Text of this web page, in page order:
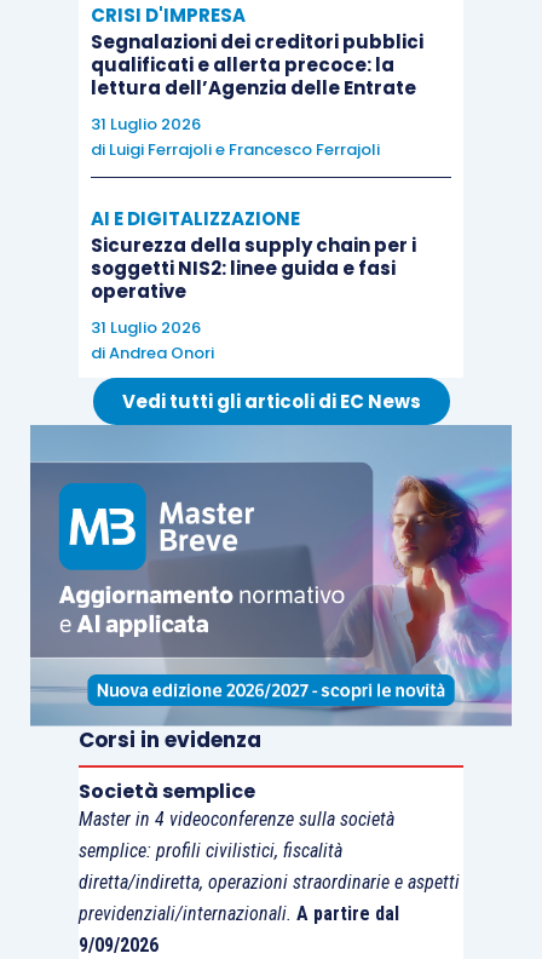
Bancario Cooperativo
, previa sottoscrizione del
contratto di coesione di cui al predetto
bis,successivamente al 31 dicembre 2018
ed entro il 30 aprile 2019
L’adesione al regime del Gruppo Iva è
per un trienniodecorrente dall’anno in cui la
stessa ha effetto, sia pur subordinatamente alla
permanenza
vincoli(finanziario, economico, organizzativo) tra
i soggetti passivi d’imposta, che costituiscono
condizione sostanziale per divenire un unico
Trascorso il primo triennio, l’opzione sirinnova
automaticamenteper ciascun anno successivo,
fino a quando non è esercitata larevoca.
In sede di conversione del D.L. 119/2018, è stato
previsto unulteriore vincoloche interessa il
Gruppo Iva nel senso che collega l’adesione al
Gruppo Iva allacooperative compliancedi cui al
titolo III del D.Lgs. 128/2015. In particolare, si
prevede chese uno dei partecipanti opta per il
regime di adempimento collaborativo,lo stesso
si estenderà a tutti i partecipanti al Gruppo Iva
CRISI D'IMPRESA
Segnalazioni dei creditori pubblici
qualificati e allerta precoce: la
lettura dell’Agenzia delle Entrate
31 Luglio 2026
di Luigi Ferrajolie Francesco Ferrajoli
AI E DIGITALIZZAZIONE
Sicurezza della supply chain per i
soggetti NIS2: linee guida e fasi
operative
31 Luglio 2026
diAndrea Onori
Vedi tutti gli articoli di EC News
Corsi in evidenza
Società semplice
Master in 4 videoconferenze sulla società
semplice: profili civilistici, fiscalità
diretta/indiretta, operazioni straordinarie e aspetti
previdenziali/internazionali. A partire dal
9/09/2026